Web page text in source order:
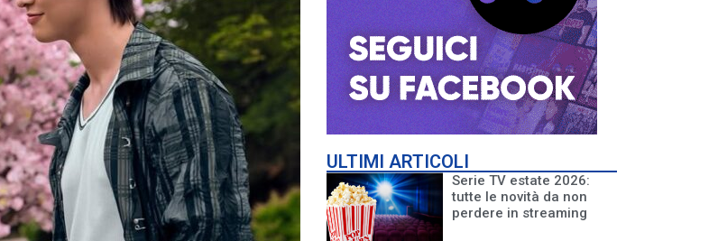
ULTIMI ARTICOLI
Serie TV estate 2026:
tutte le novità da non
perdere in streaming